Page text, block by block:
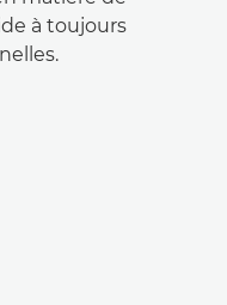
à toujours